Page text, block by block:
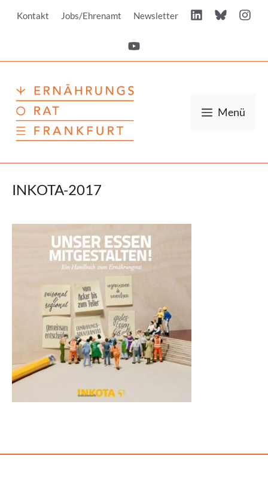
InhaltKontakt Jobs/Ehrenamt Newsletter
Menü
INKOTA-2017